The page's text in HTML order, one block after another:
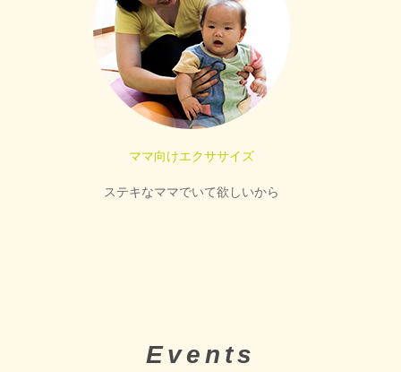
ママ向けエクササイズ
ステキなママでいて欲しいから
Events